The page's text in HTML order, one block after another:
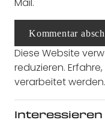
Kommentar
Diese Website
reduzieren.
verarbeitet werden.